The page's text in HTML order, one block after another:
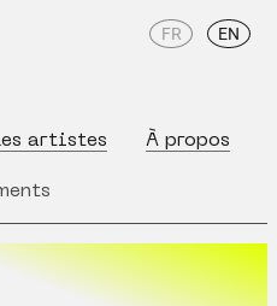
artistes À propos
FR EN